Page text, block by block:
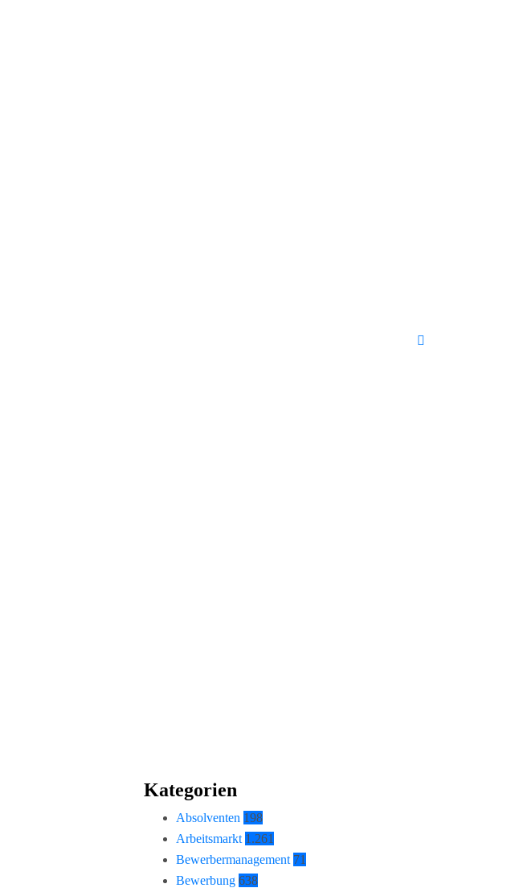
Kategorien
Absolventen 198
Arbeitsmarkt 1.261
Bewerbermanagement 71
Bewerbung 638